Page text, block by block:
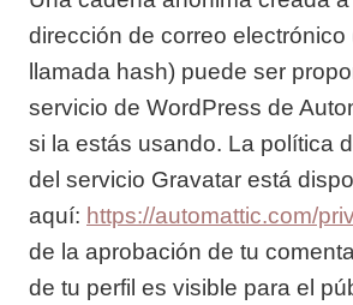
dirección de correo electrónico
llamada hash) puede ser
servicio de WordPress de
si la estás usando. La política
del servicio Gravatar está
aquí: https://automattic.com/
de la aprobación de tu
de tu perfil es visible para el